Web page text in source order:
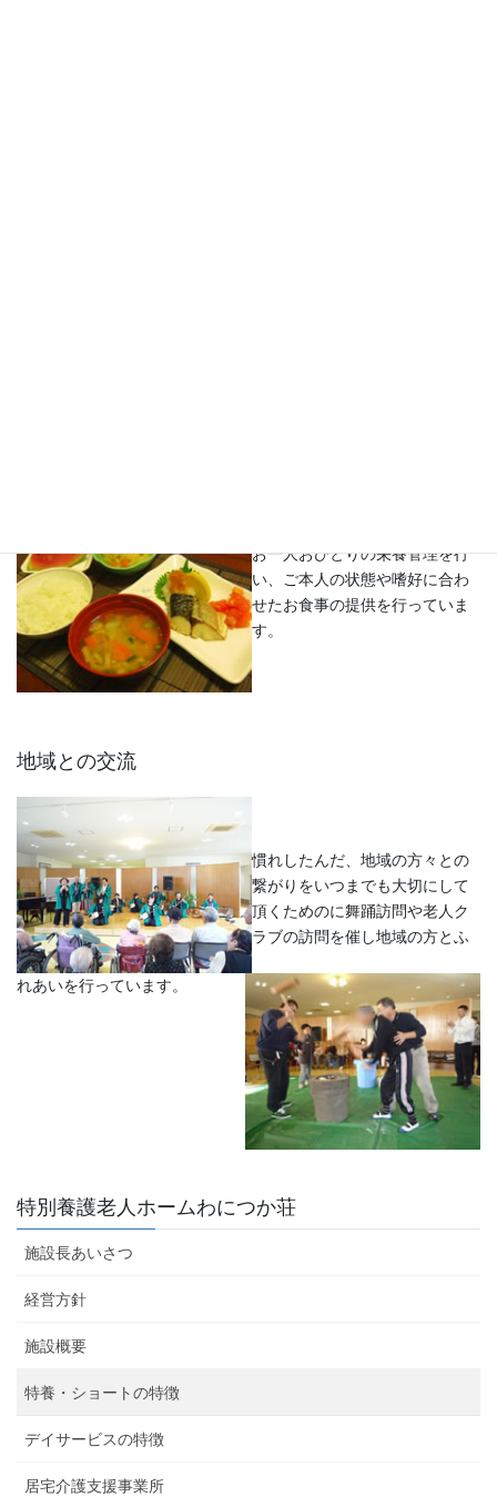
お一人おひとりの栄養管理を行
い、ご本人の状態や嗜好に合わ
せたお食事の提供を行っていま
す。
地域との交流
慣れしたんだ、地域の方々との
繋がりをいつまでも大切にして
頂くためのに舞踊訪問や老人ク
ラブの訪問を催し地域の方とふ
れあいを行っています。
特別養護老人ホームわにつか荘
施設長あいさつ
経営方針
施設概要
特養・ショートの特徴
デイサービスの特徴
居宅介護支援事業所